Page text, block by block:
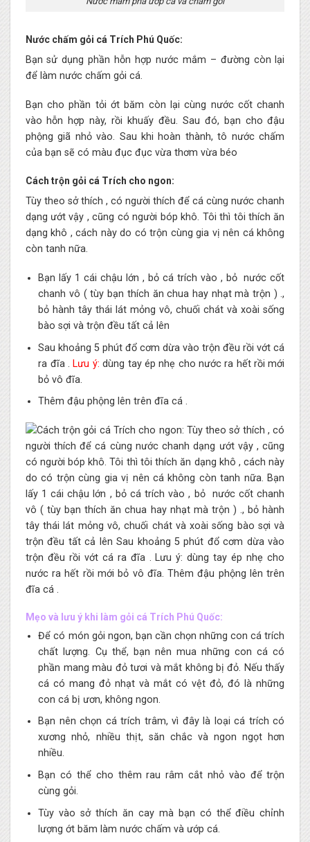
Nước chấm gỏi cá Trích Phú Quốc:
Bạn sử dụng phần hỗn hợp nước mắm – đường còn lại
để làm nước chấm gỏi cá.
Bạn cho phần tỏi ớt băm còn lại cùng nước cốt chanh
vào hỗn hợp này, rồi khuấy đều. Sau đó, bạn cho đậu
phộng giã nhỏ vào. Sau khi hoàn thành, tô nước chấm
của bạn sẽ có màu đục đục vừa thơm vừa béo
Cách trộn gỏi cá Trích cho ngon:
Tùy theo sở thích , có người thích để cá cùng nước chanh
dạng ướt vậy , cũng có người bóp khô. Tôi thì tôi thích ăn
dạng khô , cách này do có trộn cùng gia vị nên cá không
còn tanh nữa.
Bạn lấy 1 cái chậu lớn , bỏ cá trích vào , bỏ nước cốt
chanh vô ( tùy bạn thích ăn chua hay nhạt mà trộn ) .,
bỏ hành tây thái lát mỏng vô, chuối chát và xoài sống
bào sợi và trộn đều tất cả lên
Sau khoảng 5 phút đổ cơm dừa vào trộn đều rồi vớt cá
ra đĩa . Lưu ý: dùng tay ép nhẹ cho nước ra hết rồi mới
bỏ vô đĩa.
Thêm đậu phộng lên trên đĩa cá .
Mẹo và lưu ý khi làm gỏi cá Trích Phú Quốc:
Để có món gỏi ngon, bạn cần chọn những con cá trích
chất lượng. Cụ thể, bạn nên mua những con cá có
phần mang màu đỏ tươi và mắt không bị đỏ. Nếu thấy
cá có mang đỏ nhạt và mắt có vệt đỏ, đó là những
con cá bị ươn, không ngon.
Bạn nên chọn cá trích trâm, vì đây là loại cá trích có
xương nhỏ, nhiều thịt, săn chắc và ngon ngọt hơn
nhiều.
Bạn có thể cho thêm rau râm cắt nhỏ vào để trộn
cùng gỏi.
Tùy vào sở thích ăn cay mà bạn có thể điều chỉnh
lượng ớt băm làm nước chấm và ướp cá.